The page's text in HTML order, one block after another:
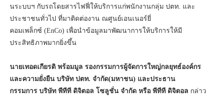
นระบบฯ กับรถโดยสารไฟฟี่ให้บริการแก่พนักงานกลุ่ม ปตท. และ
ประชาชนทั่วไป ที่มาติดต่องาน ณศูนย์เอนเนอร์ยี่
คอมเพล็กซ์ (EnCo) เพื่อนำข้อมูลมาพัฒนาการให้บริการให้มี
ประสิทธิภาพมากยิ่งขึ้น
นายเทอดเกียรติ พร้อมมูล รองกรรมการผู้จัดการใหญ่กลยุทธ์องค์กร
และความยั่งยืน บริษัท ปตท. จำกัด(มหาชน) และประธาน
กรรมการ บริษัท พีทีที ดิจิตอล โซลูชั่น จำกัด หรือ พีทีที ดิจิตอล กล่าว